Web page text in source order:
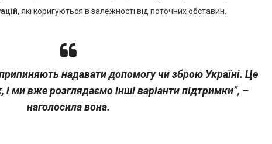
, які коригуються в залежності від поточних обставин.
надавати допомогу чи зброю Україні. Це
ми вже розглядаємо інші варіанти підтримки”, –
наголосила вона.